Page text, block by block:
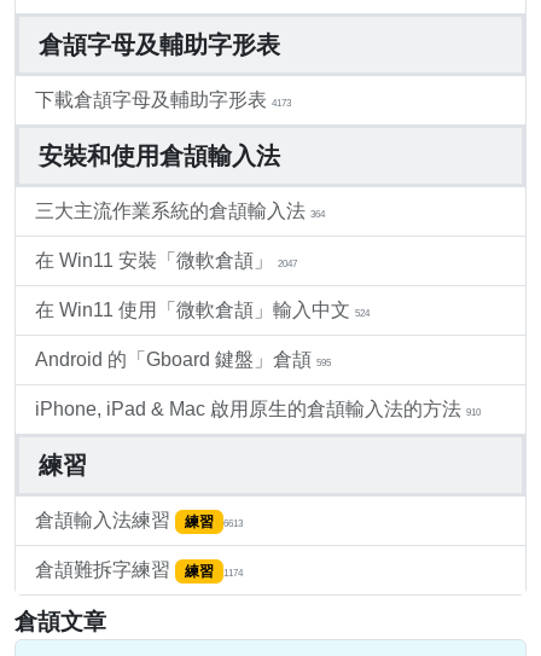
倉頡字母及輔助字形表
下載倉頡字母及輔助字形表 4173
安裝和使用倉頡輸入法
三大主流作業系統的倉頡輸入法 364
在 Win11 安裝「微軟倉頡」 2047
在 Win11 使用「微軟倉頡」輸入中文 524
Android 的「Gboard 鍵盤」倉頡 595
iPhone, iPad & Mac 啟用原生的倉頡輸入法的方法 910
練習
倉頡輸入法練習 練習 6613
倉頡難拆字練習 練習 1174
倉頡文章